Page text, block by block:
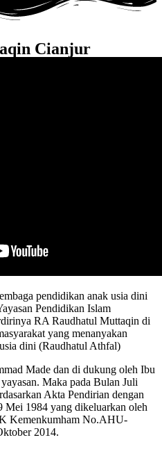
Cianjur
pendidikan anak usia dini
Pendidikan Islam
RA Raudhatul Muttaqin di
yang menanyakan
dini (Raudhatul Athfal)
Made dan di dukung oleh Ibu
Maka pada Bulan Juli
Akta Pendirian dengan
Mei 1984 yang dikeluarkan oleh
Kemenkumham No.AHU-
2014.